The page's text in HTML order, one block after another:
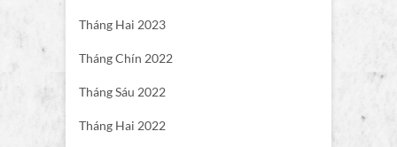
Tháng Hai 2023
Tháng Chín 2022
Tháng Sáu 2022
Tháng Hai 2022